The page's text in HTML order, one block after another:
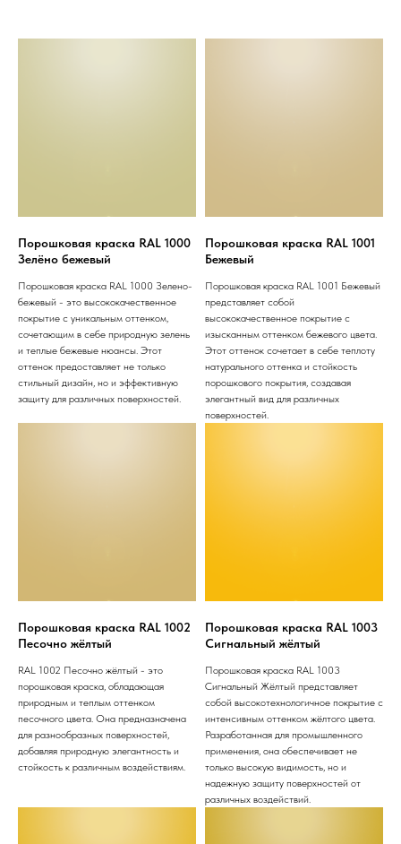
Порошковая краска RAL 1000
Зелёно бежевый
Порошковая краска RAL 1000 Зелено-
бежевый - это высококачественное
покрытие с уникальным оттенком,
сочетающим в себе природную зелень
и теплые бежевые нюансы. Этот
оттенок предоставляет не только
стильный дизайн, но и эффективную
защиту для различных поверхностей.
Порошковая краска RAL 1001
Бежевый
Порошковая краска RAL 1001 Бежевый
представляет собой
высококачественное покрытие с
изысканным оттенком бежевого цвета.
Этот оттенок сочетает в себе теплоту
натурального оттенка и стойкость
порошкового покрытия, создавая
элегантный вид для различных
поверхностей.
Порошковая краска RAL 1002
Песочно жёлтый
RAL 1002 Песочно жёлтый - это
порошковая краска, обладающая
природным и теплым оттенком
песочного цвета. Она предназначена
для разнообразных поверхностей,
добавляя природную элегантность и
стойкость к различным воздействиям.
Порошковая краска RAL 1003
Сигнальный жёлтый
Порошковая краска RAL 1003
Сигнальный Жёлтый представляет
собой высокотехнологичное покрытие с
интенсивным оттенком жёлтого цвета.
Разработанная для промышленного
применения, она обеспечивает не
только высокую видимость, но и
надежную защиту поверхностей от
различных воздействий.